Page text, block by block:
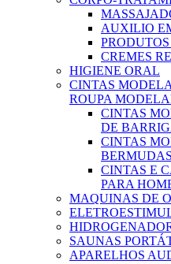
AUXILIO
CREMES
HIGIENE ORAL
CINTAS
ROUPA
CINTAS
DE
CINTAS
CINTAS E
PARA
MAQUINAS DE
SAUNAS
APARELHOS